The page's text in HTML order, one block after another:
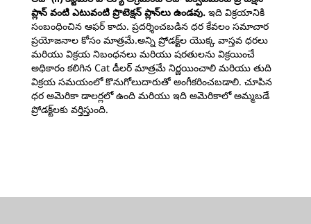
ప్లాన్ వంటి ఎటువంటి ప్రొటెక్షన్ ప్లాన్‌లు ఉండవు. ఇది విక్రయానికి
సంబంధించిన ఆఫర్ కాదు. ప్రదర్శించబడిన ధర కేవలం సమాచార
ప్రయోజనాల కోసం మాత్రమే.అన్ని ప్రోడక్ట్‌ల యొక్క వాస్తవ ధరలు
మరియు విక్రయ నిబంధనలు మరియు షరతులను విక్రయించే
అధికారం కలిగిన Cat డీలర్ మాత్రమే నిర్ణయించాలి మరియు తుది
విక్రయ సమయంలో కొనుగోలుదారుతో అంగీకరించబడాలి. చూపిన
ధర అమెరికా డాలర్లలో ఉంది మరియు ఇది అమెరికాలో అమ్మబడే
ప్రోడక్ట్‌లకు వర్తిస్తుంది.